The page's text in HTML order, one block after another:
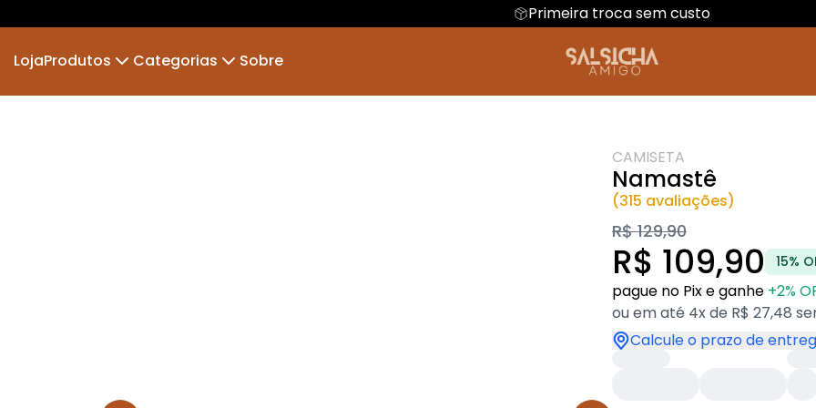
Primeira troca sem custo
LojaProdutos
Camiseta
Camiseta Infantil Camiseta Algodão Peruano
Hoodie Moletom
Categorias
Frases
Geral Dia das mães
Dia dos
Sobre
CAMISETA
Namastê
(315 avaliações)
R$ 129,90
R$ 109,90 15%
pague no Pix e ganhe +2%
ou em até 4x de R$ 27,48
Calcule o prazo de